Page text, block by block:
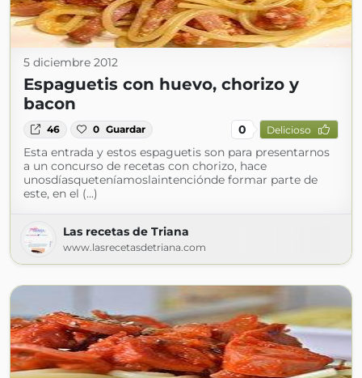
5 diciembre 2012
Espaguetis con huevo, chorizo y
bacon
46 0 Guardar 0 Delicioso
Esta entrada y estos espaguetis son para presentarnos
a un concurso de recetas con chorizo, hace
unosdíasqueteníamoslaintenciónde formar parte de
este, en el (...)
Las recetas de Triana
www.lasrecetasdetriana.com